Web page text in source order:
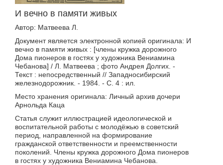
И вечно в памяти живых
Автор: Матвеева Л.
Документ является электронной копией оригинала: И
вечно в памяти живых : [члены кружка дорожного
Дома пионеров в гостях у художника Вениамина
Чебанова] / Л. Матвеева ; фото Андрея Долгих. -
Текст : непосредственный // Западносибирский
железнодорожник. - 1984. - С. 4 : ил.
Место хранения оригинала: Личный архив дочери
Арнольда Каца
Статья служит иллюстрацией идеологической и
воспитательной работы с молодёжью в советский
период, направленной на формирование
гражданской ответственности и преемственности
поколений. Члены кружка дорожного Дома пионеров
в гостях у художника Вениамина Чебанова.